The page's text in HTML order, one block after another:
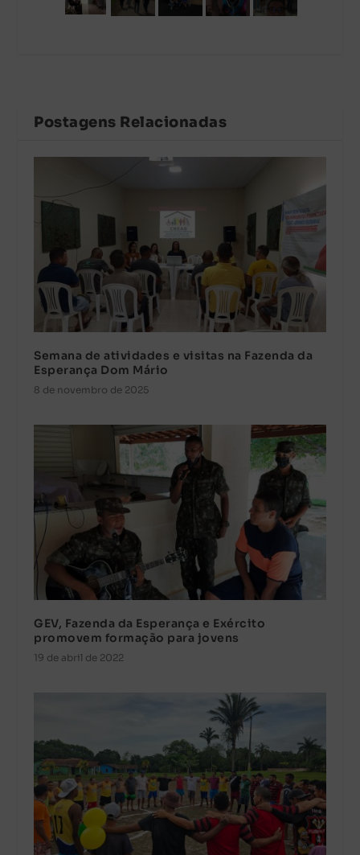
Postagens Relacionadas
Semana de atividades e visitas na Fazenda da
Esperança Dom Mário
8 de novembro de 2025
GEV, Fazenda da Esperança e Exército
promovem formação para jovens
19 de abril de 2022